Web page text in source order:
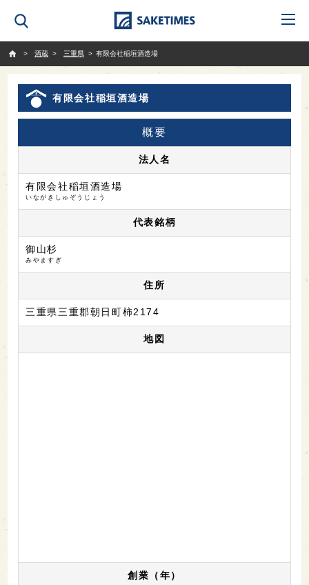
酒蔵
三重県 有限会社稲垣酒造場
有限会社稲垣酒造場
概要
法人名
有限会社稲垣酒造場
いながきしゅぞうじょう
代表銘柄
御山杉
みやますぎ
住所
三重県三重郡朝日町柿2174
地図
創業（年）